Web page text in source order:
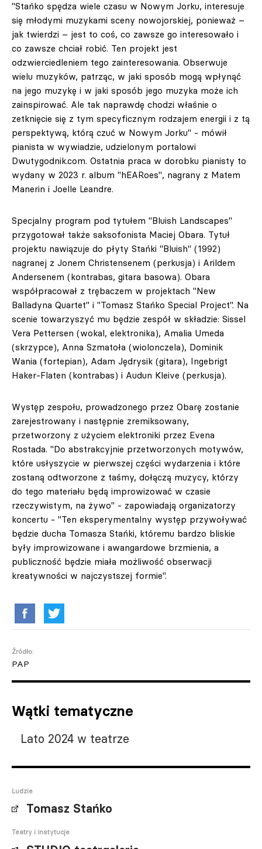
"Stańko spędza wiele czasu w Nowym Jorku, interesuje
się młodymi muzykami sceny nowojorskiej, ponieważ –
jak twierdzi – jest to coś, co zawsze go interesowało i
co zawsze chciał robić. Ten projekt jest
odzwierciedleniem tego zainteresowania. Obserwuje
wielu muzyków, patrząc, w jaki sposób mogą wpłynąć
na jego muzykę i w jaki sposób jego muzyka może ich
zainspirować. Ale tak naprawdę chodzi właśnie o
zetknięcie się z tym specyficznym rodzajem energii i z tą
perspektywą, którą czuć w Nowym Jorku" - mówił
pianista w wywiadzie, udzielonym portalowi
Dwutygodnik.com. Ostatnia praca w dorobku pianisty to
wydany w 2023 r. album "hEARoes", nagrany z Matem
Manerin i Joelle Leandre.
Specjalny program pod tytułem "Bluish Landscapes"
przygotował także saksofonista Maciej Obara. Tytuł
projektu nawiązuje do płyty Stańki "Bluish" (1992)
nagranej z Jonem Christensenem (perkusja) i Arildem
Andersenem (kontrabas, gitara basowa). Obara
współpracował z trębaczem w projektach "New
Balladyna Quartet" i "Tomasz Stańko Special Project". Na
scenie towarzyszyć mu będzie zespół w składzie: Sissel
Vera Pettersen (wokal, elektronika), Amalia Umeda
(skrzypce), Anna Szmatoła (wiolonczela), Dominik
Wania (fortepian), Adam Jędrysik (gitara), Ingebrigt
Haker-Flaten (kontrabas) i Audun Kleive (perkusja).
Występ zespołu, prowadzonego przez Obarę zostanie
zarejestrowany i następnie zremiksowany,
przetworzony z użyciem elektroniki przez Evena
Rostada. "Do abstrakcyjnie przetworzonych motywów,
które usłyszycie w pierwszej części wydarzenia i które
zostaną odtworzone z taśmy, dołączą muzycy, którzy
do tego materiału będą improwizować w czasie
rzeczywistym, na żywo" - zapowiadają organizatorzy
koncertu - "Ten eksperymentalny występ przywoływać
będzie ducha Tomasza Stańki, któremu bardzo bliskie
były improwizowane i awangardowe brzmienia, a
publiczność będzie miała możliwość obserwacji
kreatywności w najczystszej formie".
Źródło:
PAP
Wątki tematyczne
Lato 2024 w teatrze
Ludzie
Tomasz Stańko
Teatry i instytucje